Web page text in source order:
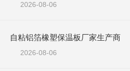
2026-08-06
自粘铝箔橡塑保温板厂家生产商
2026-08-06